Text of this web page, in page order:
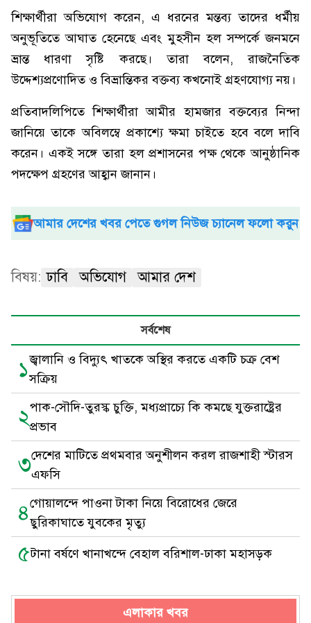
শিক্ষার্থীরা অভিযোগ করেন, এ ধরনের মন্তব্য তাদের ধর্মীয়
অনুভূতিতে আঘাত হেনেছে এবং মুহসীন হল সম্পর্কে জনমনে
ভ্রান্ত ধারণা সৃষ্টি করছে। তারা বলেন, রাজনৈতিক
উদ্দেশ্যপ্রণোদিত ও বিভ্রান্তিকর বক্তব্য কখনোই গ্রহণযোগ্য নয়।
প্রতিবাদলিপিতে শিক্ষার্থীরা আমীর হামজার বক্তব্যের নিন্দা
জানিয়ে তাকে অবিলম্বে প্রকাশ্যে ক্ষমা চাইতে হবে বলে দাবি
করেন। একই সঙ্গে তারা হল প্রশাসনের পক্ষ থেকে আনুষ্ঠানিক
পদক্ষেপ গ্রহণের আহ্বান জানান।
আমার দেশের খবর পেতে গুগল নিউজ চ্যানেল ফলো করুন
বিষয়: ঢাবি অভিযোগ আমার দেশ
সর্বশেষ
১জ্বালানি ও বিদ্যুৎ খাতকে অস্থির করতে একটি চক্র বেশ
সক্রিয়
২পাক-সৌদি-তুরস্ক চুক্তি, মধ্যপ্রাচ্যে কি কমছে যুক্তরাষ্ট্রের
প্রভাব
৩দেশের মাটিতে প্রথমবার অনুশীলন করল রাজশাহী স্টারস
এফসি
৪গোয়ালন্দে পাওনা টাকা নিয়ে বিরোধের জেরে
ছুরিকাঘাতে যুবকের মৃত্যু
৫টানা বর্ষণে খানাখন্দে বেহাল বরিশাল-ঢাকা মহাসড়ক
এলাকার খবর